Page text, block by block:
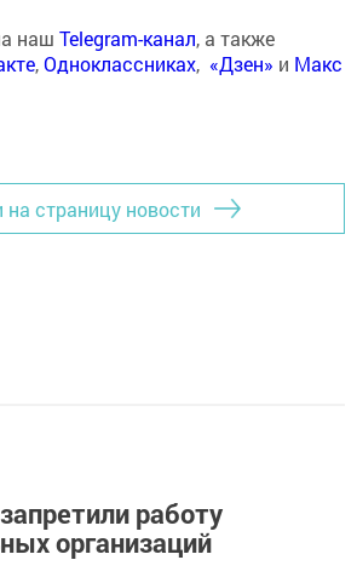
наш Telegram-канал, а также
,Одноклассниках, «Дзен» и Макс
на страницу новости
работу
организаций